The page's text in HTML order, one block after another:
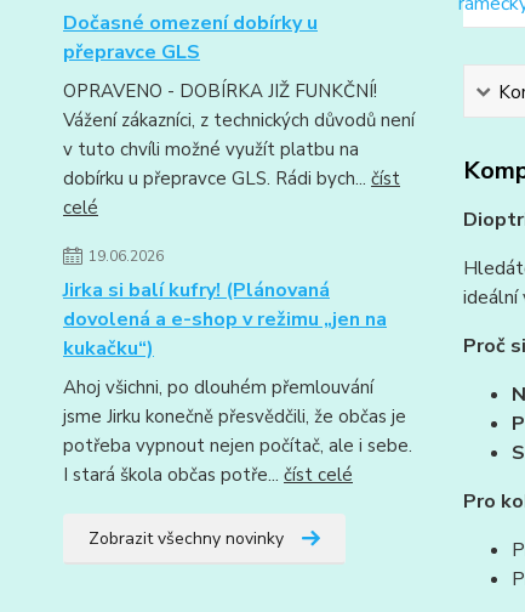
Dočasné omezení dobírky u
přepravce GLS
OPRAVENO - DOBÍRKA JIŽ FUNKČNÍ!
Vážení zákazníci, z technických důvodů není
v tuto chvíli možné využít platbu na
dobírku u přepravce GLS. Rádi bych... číst
celé
19.06.2026
Jirka si balí kufry! (Plánovaná
dovolená a e-shop v režimu „jen na
kukačku“)
Ahoj všichni, po dlouhém přemlouvání
jsme Jirku konečně přesvědčili, že občas je
potřeba vypnout nejen počítač, ale i sebe.
I stará škola občas potře... číst celé
Zobrazit všechny novinky
ideální
Proč
Pro